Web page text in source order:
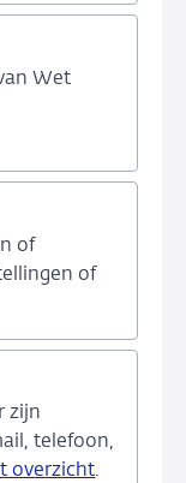
Wet
of
of
zijn
telefoon,
overzicht.